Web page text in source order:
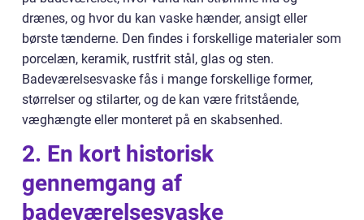
drænes, og hvor du kan vaske hænder, ansigt eller
børste tænderne. Den findes i forskellige materialer som
porcelæn, keramik, rustfrit stål, glas og sten.
Badeværelsesvaske fås i mange forskellige former,
størrelser og stilarter, og de kan være fritstående,
væghængte eller monteret på en skabsenhed.
2. En kort historisk
gennemgang af
badeværelsesvaske